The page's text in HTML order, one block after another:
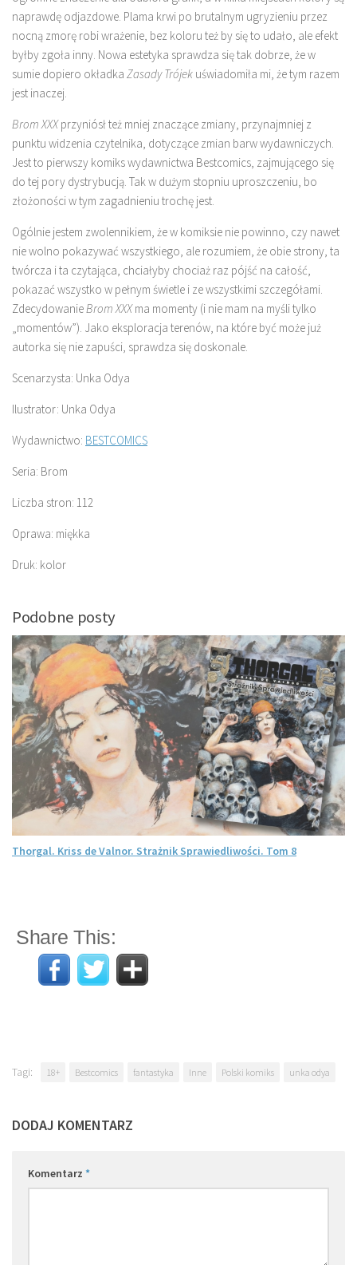
naprawdę odjazdowe. Plama krwi po brutalnym ugryzieniu przez
nocną zmorę robi wrażenie, bez koloru też by się to udało, ale efekt
byłby zgoła inny. Nowa estetyka sprawdza się tak dobrze, że w
sumie dopiero okładka Zasady Trójek uświadomiła mi, że tym razem
jest inaczej.
Brom XXXprzyniósł też mniej znaczące zmiany, przynajmniej z
punktu widzenia czytelnika, dotyczące zmian barw wydawniczych.
Jest to pierwszy komiks wydawnictwa Bestcomics, zajmującego się
do tej pory dystrybucją. Tak w dużym stopniu uproszczeniu, bo
złożoności w tym zagadnieniu trochę jest.
Ogólnie jestem zwolennikiem, że w komiksie nie powinno, czy nawet
nie wolno pokazywać wszystkiego, ale rozumiem, że obie strony, ta
twórcza i ta czytająca, chciałyby chociaż raz pójść na całość,
pokazać wszystko w pełnym świetle i ze wszystkimi szczegółami.
ZdecydowanieBrom XXXma momenty (i nie mam na myśli tylko
„momentów”). Jako eksploracja terenów, na które być może już
autorka się nie zapuści, sprawdza się doskonale.
Scenarzysta: Unka Odya
Ilustrator: Unka Odya
Wydawnictwo: BESTCOMICS
Seria: Brom
Liczba stron: 112
Oprawa: miękka
Druk: kolor
Podobne posty
Thorgal. Kriss de Valnor. Strażnik Sprawiedliwości. Tom 8
Share This:
Tagi: 18+ Bestcomics fantastyka Inne Polski komiks unka odya
DODAJ KOMENTARZ
Komentarz *